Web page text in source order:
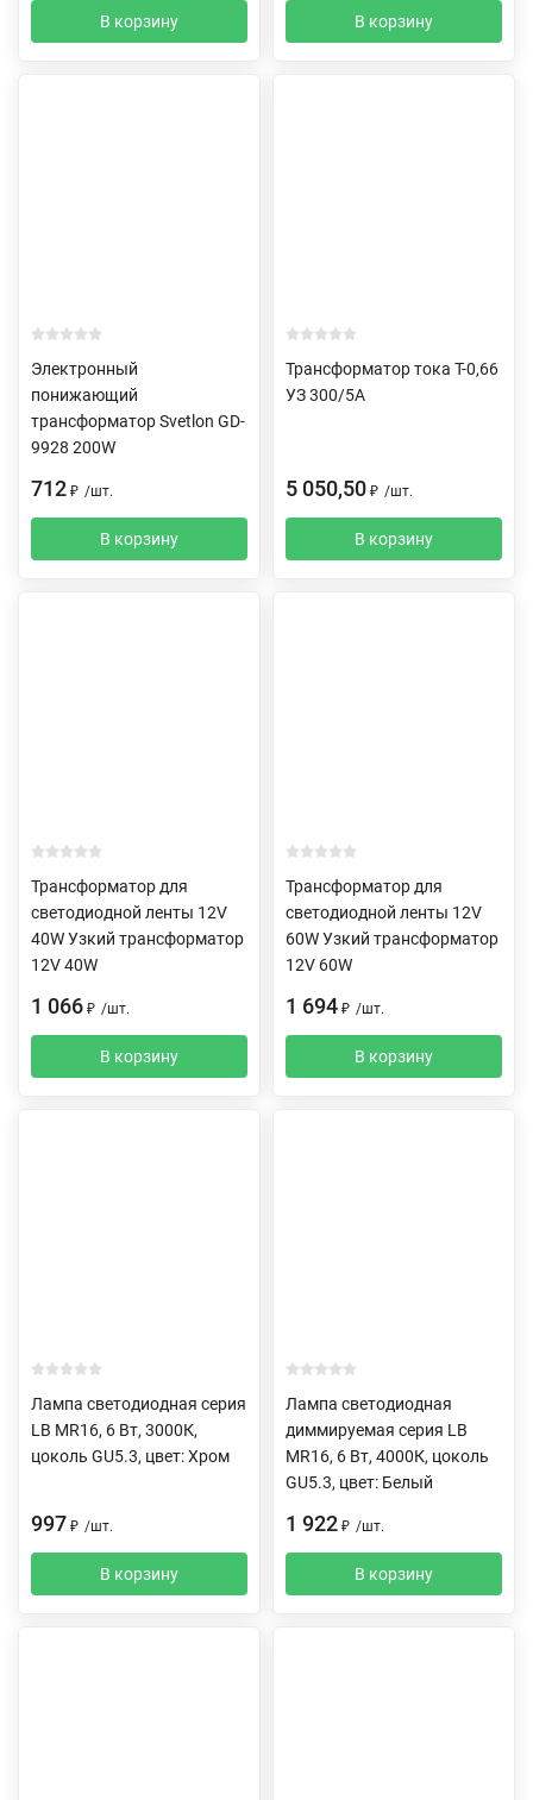
В корзину В корзину
Электронный
понижающий
трансформатор Svetlon GD-
9928 200W
712 ₽ /шт.
В корзину
Трансформатор тока Т-0,66
УЗ 300/5А
5 050,50 ₽ /шт.
В корзину
Трансформатор для
светодиодной ленты 12V
40W Узкий трансформатор
12V 40W
1 066 ₽ /шт.
В корзину
Трансформатор для
светодиодной ленты 12V
60W Узкий трансформатор
12V 60W
1 694 ₽ /шт.
В корзину
Лампа светодиодная серия
LB MR16, 6 Вт, 3000К,
цоколь GU5.3, цвет: Хром
997 ₽ /шт.
В корзину
Лампа светодиодная
диммируемая серия LB
MR16, 6 Вт, 4000К, цоколь
GU5.3, цвет: Белый
1 922 ₽ /шт.
В корзину